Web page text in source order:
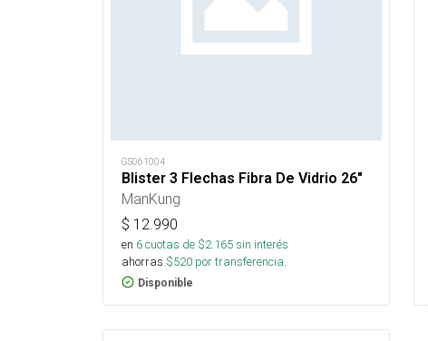
GS061004
Blister 3 Flechas Fibra De Vidrio 26"
ManKung
$ 12.990
en 6cuotas de $2.165sin interés
ahorras $520 por transferencia.
Disponible